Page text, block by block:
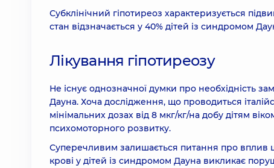
Субклінічний гіпотиреоз характеризується
стан відзначається у 40% дітей із синдромом
Лікування гіпотиреозу
Не існує однозначної думки про необхідність
Дауна. Хоча дослідження, що проводиться
мінімальних дозах від 8 мкг/кг/на добу дітям
психомоторного розвитку.
Суперечливим залишається питання про вплив
крові у дітей із синдромом Дауна викликає